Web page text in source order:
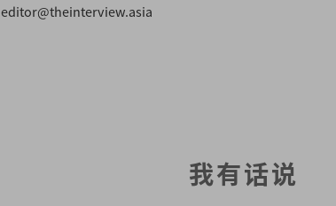
editor@theinterview.asia
我有话说